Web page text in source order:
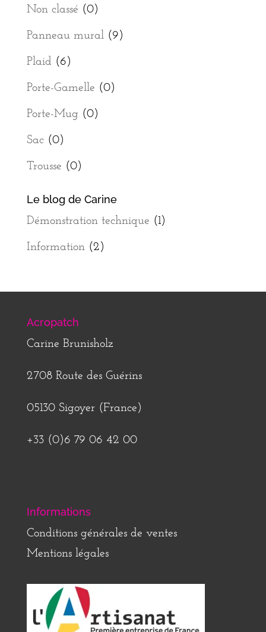
Non classé (0)
Panneau mural (9)
Plaid (6)
Porte-Gamelle (0)
Porte-Mug (0)
Sac (0)
Trousse (0)
Le blog de Carine
Démonstration technique (1)
Information(2)
Acropatch
Carine Brunisholz
2708 Route des Guérins
05130 Sigoyer (France)
+33 (0)6 79 06 42 00
Informations
Conditions générales de ventes
Mentions légales